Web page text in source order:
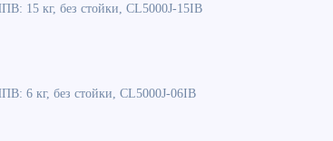
15 кг, без стойки, CL5000J-15IB
6 кг, без стойки, CL5000J-06IB